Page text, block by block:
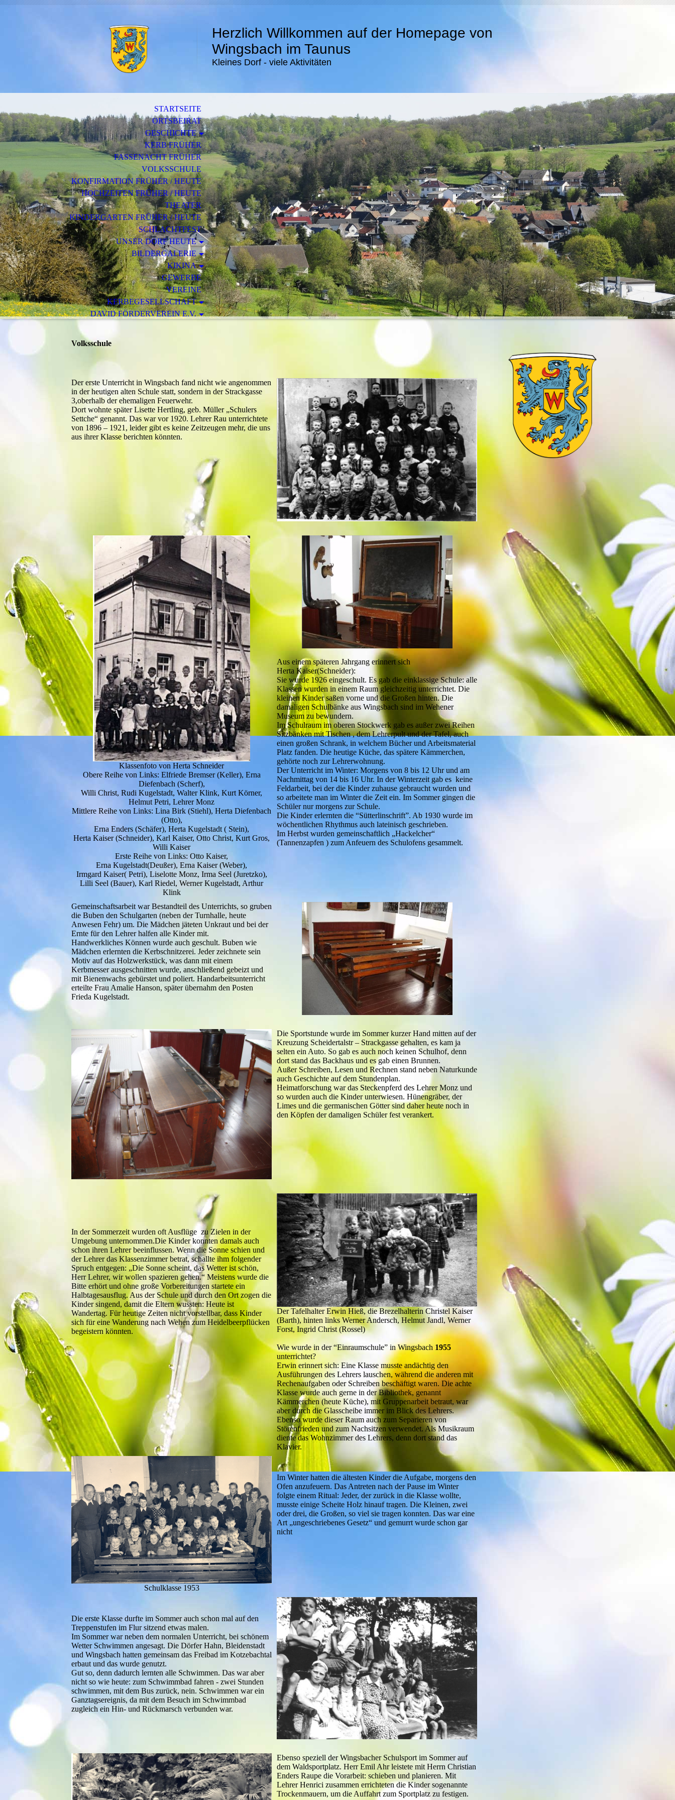
Herzlich Willkommen auf der Homepage von
Wingsbach im Taunus
Kleines Dorf - viele Aktivitäten
STARTSEITE
ORTSBEIRAT
GESCHICHTE
KERB FRÜHER
FASSENACHT FRÜHER
VOLKSSCHULE
KONFIRMATION FRÜHER / HEUTE
HOCHZEITEN FRÜHER / HEUTE
THEATER
KINDERGARTEN FRÜHER / HEUTE
SCHLACHTFEST
UNSER DORF HEUTE
BILDERGALERIE
KIKINA
GEWERBE
VEREINE
KERBEGESELLSCHAFT
DAVID FÖRDERVEREIN E.V.
Volksschule
Der erste Unterricht in Wingsbach fand nicht wie angenommen
in der heutigen alten Schule statt, sondern in der Strackgasse
3,oberhalb der ehemaligen Feuerwehr.
Dort wohnte später Lisette Hertling, geb. Müller „Schulers
Settche“ genannt. Das war vor 1920. Lehrer Rau unterrichtete
von 1896 – 1921, leider gibt es keine Zeitzeugen mehr, die uns
aus ihrer Klasse berichten könnten.
Klassenfoto von Herta Schneider
Obere Reihe von Links: Elfriede Bremser (Keller), Erna
Diefenbach (Scherf),
Willi Christ, Rudi Kugelstadt, Walter Klink, Kurt Körner,
Helmut Petri, Lehrer Monz
Mittlere Reihe von Links: Lina Birk (Stiehl), Herta Diefenbach
(Otto),
Erna Enders (Schäfer), Herta Kugelstadt ( Stein),
Herta Kaiser (Schneider), Karl Kaiser, Otto Christ, Kurt Gros,
Willi Kaiser
Erste Reihe von Links: Otto Kaiser,
Erna Kugelstadt(Deußer), Erna Kaiser (Weber),
Irmgard Kaiser( Petri), Liselotte Monz, Irma Seel (Juretzko),
Lilli Seel (Bauer), Karl Riedel, Werner Kugelstadt, Arthur
Klink
Aus einem späteren Jahrgang erinnert sich
Herta Kaiser(Schneider):
Sie wurde 1926 eingeschult. Es gab die einklassige Schule: alle
Klassen wurden in einem Raum gleichzeitig unterrichtet. Die
kleinen Kinder saßen vorne und die Großen hinten. Die
damaligen Schulbänke aus Wingsbach sind im Wehener
Museum zu bewundern.
Im Schulraum im oberen Stockwerk gab es außer zwei Reihen
Sitzbänken mit Tischen , dem Lehrerpult und der Tafel, auch
einen großen Schrank, in welchem Bücher und Arbeitsmaterial
Platz fanden. Die heutige Küche, das spätere Kämmerchen,
gehörte noch zur Lehrerwohnung.
Der Unterricht im Winter: Morgens von 8 bis 12 Uhr und am
Nachmittag von 14 bis 16 Uhr. In der Winterzeit gab es keine
Feldarbeit, bei der die Kinder zuhause gebraucht wurden und
so arbeitete man im Winter die Zeit ein. Im Sommer gingen die
Schüler nur morgens zur Schule.
Die Kinder erlernten die “Sütterlinschrift”. Ab 1930 wurde im
wöchentlichen Rhythmus auch lateinisch geschrieben.
Im Herbst wurden gemeinschaftlich „Hackelcher“
(Tannenzapfen ) zum Anfeuern des Schulofens gesammelt.
Gemeinschaftsarbeit war Bestandteil des Unterrichts, so gruben
die Buben den Schulgarten (neben der Turnhalle, heute
Anwesen Fehr) um. Die Mädchen jäteten Unkraut und bei der
Ernte für den Lehrer halfen alle Kinder mit.
Handwerkliches Können wurde auch geschult. Buben wie
Mädchen erlernten die Kerbschnitzerei. Jeder zeichnete sein
Motiv auf das Holzwerkstück, was dann mit einem
Kerbmesser ausgeschnitten wurde, anschließend gebeizt und
mit Bienenwachs gebürstet und poliert. Handarbeitsunterricht
erteilte Frau Amalie Hanson, später übernahm den Posten
Frieda Kugelstadt.
Die Sportstunde wurde im Sommer kurzer Hand mitten auf der
Kreuzung Scheidertalstr – Strackgasse gehalten, es kam ja
selten ein Auto. So gab es auch noch keinen Schulhof, denn
dort stand das Backhaus und es gab einen Brunnen.
Außer Schreiben, Lesen und Rechnen stand neben Naturkunde
auch Geschichte auf dem Stundenplan.
Heimatforschung war das Steckenpferd des Lehrer Monz und
so wurden auch die Kinder unterwiesen. Hünengräber, der
Limes und die germanischen Götter sind daher heute noch in
den Köpfen der damaligen Schüler fest verankert.
In der Sommerzeit wurden oft Ausflüge zu Zielen in der
Umgebung unternommen.Die Kinder konnten damals auch
schon ihren Lehrer beeinflussen. Wenn die Sonne schien und
der Lehrer das Klassenzimmer betrat, schallte ihm folgender
Spruch entgegen: „Die Sonne scheint, das Wetter ist schön,
Herr Lehrer, wir wollen spazieren gehen.“ Meistens wurde die
Bitte erhört und ohne große Vorbereitungen startete ein
Halbtagesausflug. Aus der Schule und durch den Ort zogen die
Kinder singend, damit die Eltern wussten: Heute ist
Wandertag. Für heutige Zeiten nicht vorstellbar, dass Kinder
sich für eine Wanderung nach Wehen zum Heidelbeerpflücken
begeistern könnten.
Der Tafelhalter Erwin Hieß, die Brezelhalterin Christel Kaiser
(Barth), hinten links Werner Andersch, Helmut Jandl, Werner
Forst, Ingrid Christ (Rossel)
Wie wurde in der “Einraumschule” in Wingsbach 1955
unterrichtet?
Erwin erinnert sich: Eine Klasse musste andächtig den
Ausführungen des Lehrers lauschen, während die anderen mit
Rechenaufgaben oder Schreiben beschäftigt waren. Die achte
Klasse wurde auch gerne in der Bibliothek, genannt
Kämmerchen (heute Küche), mit Gruppenarbeit betraut, war
aber durch die Glasscheibe immer im Blick des Lehrers.
Ebenso wurde dieser Raum auch zum Separieren von
Störenfrieden und zum Nachsitzen verwendet. Als Musikraum
diente das Wohnzimmer des Lehrers, denn dort stand das
Klavier.
Schulklasse 1953
Im Winter hatten die ältesten Kinder die Aufgabe, morgens den
Ofen anzufeuern. Das Antreten nach der Pause im Winter
folgte einem Ritual: Jeder, der zurück in die Klasse wollte,
musste einige Scheite Holz hinauf tragen. Die Kleinen, zwei
oder drei, die Großen, so viel sie tragen konnten. Das war eine
Art „ungeschriebenes Gesetz“ und gemurrt wurde schon gar
nicht
Die erste Klasse durfte im Sommer auch schon mal auf den
Treppenstufen im Flur sitzend etwas malen.
Im Sommer war neben dem normalen Unterricht, bei schönem
Wetter Schwimmen angesagt. Die Dörfer Hahn, Bleidenstadt
und Wingsbach hatten gemeinsam das Freibad im Kotzebachtal
erbaut und das wurde genutzt.
Gut so, denn dadurch lernten alle Schwimmen. Das war aber
nicht so wie heute: zum Schwimmbad fahren - zwei Stunden
schwimmen, mit dem Bus zurück, nein. Schwimmen war ein
Ganztagsereignis, da mit dem Besuch im Schwimmbad
zugleich ein Hin- und Rückmarsch verbunden war.
Ebenso speziell der Wingsbacher Schulsport im Sommer auf
dem Waldsportplatz. Herr Emil Ahr leistete mit Herrn Christian
Enders Raupe die Vorarbeit: schieben und planieren. Mit
Lehrer Henrici zusammen errichteten die Kinder sogenannte
Trockenmauern, um die Auffahrt zum Sportplatz zu festigen.